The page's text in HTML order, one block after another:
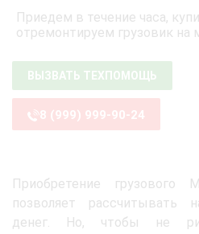
Приедем в течение часа,
отремонтируем грузовик на
ВЫЗВАТЬ ТЕХПОМОЩЬ
8 (999) 999-90-24
Приобретение грузового
позволяет рассчитывать
денег. Но, чтобы не